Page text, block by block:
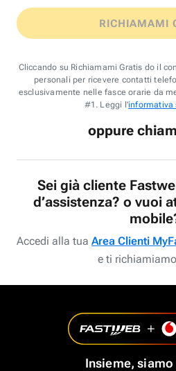
RICHIAMAMI
Cliccando su Richiamami Gratis do il
personali per ricevere contatti
esclusivamente nelle fasce orarie da
#1. Leggi l'informativa
oppure
Sei già cliente
d’assistenza? o vuoi
Accedi alla tua Area Clienti
e ti
Insieme, siamo